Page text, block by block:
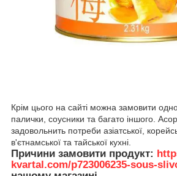
Крім цього на сайті можна замовити
палички, соусники та багато іншого.
задовольнить потреби азіатської,
в'єтнамської та тайської кухні.
Причини замовити продукт:
kvartal.com/p723006235-sous-